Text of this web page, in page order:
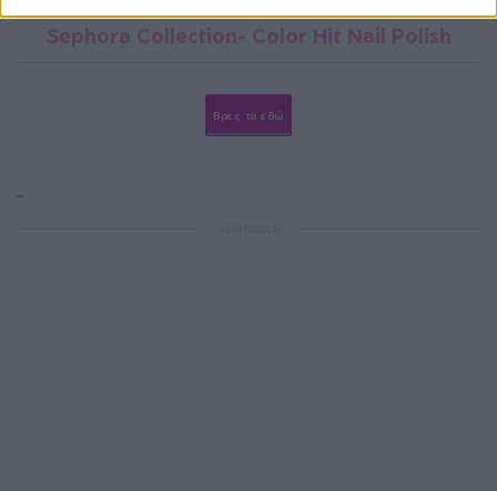
Sephora Collection- Color Hit Nail Polish
Βρες το εδώ